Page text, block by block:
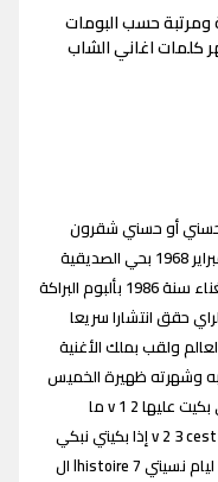
حسب البومات
اغاني الشاب
أو حسني شقرون
مطرب جزائري ذو شهرة عالمية ولد يوم 1 فبراير 1968 بحي الصديقية
قمبيطة التسمية الفرنسية وهران بدأ في الغناء سنة 1986 بألبوم البراكة
حقق انتشارا سريعا
ولقب بملك الأغنية
وشهرته ظهيرة الخميس
29 سبتمبر 1994 الأغاني 1 ما تسألونيش إلى بكيت عليها v 1 2 ما
تسألونيش إلى بكيت عليها v 2 3 cest pas ma faute 4 إذا بكيتي نبكي
معاك 5 ديما سكران وما نصحاشي 6 نسيتي ليام نسيتي lhistoire 7 ال